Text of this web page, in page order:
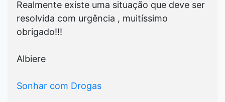
Realmente existe uma situação que deve ser
resolvida com urgência , muitíssimo
obrigado!!!
Albiere
Sonhar com Drogas